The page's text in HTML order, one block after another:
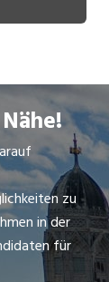
zu
in der
für